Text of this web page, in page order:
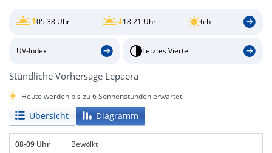
05:38 Uhr 18:21 Uhr 6 h
UV-Index Letztes Viertel
Stündliche Vorhersage Lepaera
Heute werden bis zu 6 Sonnenstunden erwartet
Übersicht Diagramm
08-09 Uhr Bewölkt